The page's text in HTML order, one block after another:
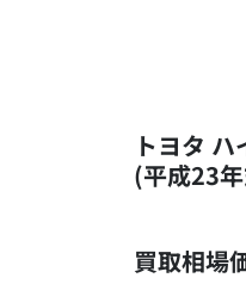
トヨタ
(平成23
買取相場